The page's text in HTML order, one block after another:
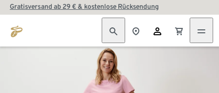
Gratisversand ab 29 € & kostenlose Rücksendung